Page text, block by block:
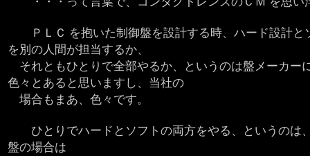
ＰＬＣ を抱いた制御盤を設計する時、ハード設計と
を別の人間が担当するか、
それともひとりで全部やるか、というのは盤メーカー
色々とあると思いますし、当社の
場合もまあ、色々です。
ひとりでハードとソフトの両方をやる、というのは
盤の場合は